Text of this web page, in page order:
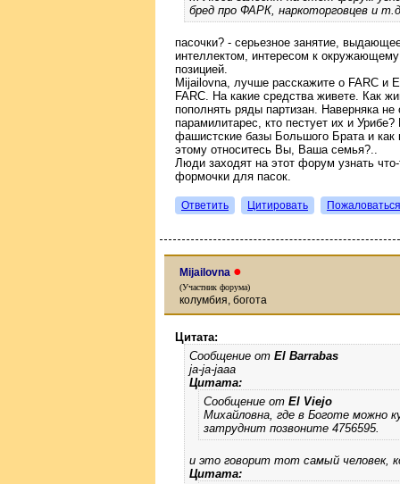
бред про ФАРК, наркоторговцев и
пасочки? - серьезное занятие,
интеллектом, интересом к
позицией.
Mijailovna, лучше расскажите о FARC и
FARC. На какие средства живете. Как
пополнять ряды партизан. Наверняка
парамилитарес, кто пестует их и
фашистские базы Большого Брата и как
этому относитесь Вы, Ваша семья?..
Люди заходят на этот форум узнать
формочки для пасок.
Ответить Цитировать Пожаловаться
Mijailovna ●
(Участник форума)
колумбия, богота
Цитата:
Сообщение от El Barrabas
ja-ja-jaaa
Цитата:
Сообщение от El Viejo
Михайловна, где в Боготе можно
затруднит позвоните 4756595.
и это говорит тот самый человек,
Цитата: